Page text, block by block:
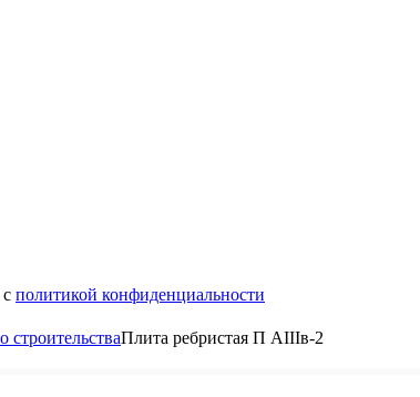
политикой конфиденциальности
Плита ребристая П АIIIв-2